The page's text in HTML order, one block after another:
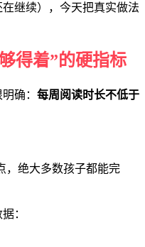
继续），今天把真实做法
得着”的硬指标
确： 每周阅读时长不低于
，绝大多数孩子都能完
：